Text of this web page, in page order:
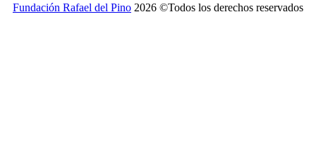
Fundación Rafael del Pino 2026 ©Todos los derechos reservados